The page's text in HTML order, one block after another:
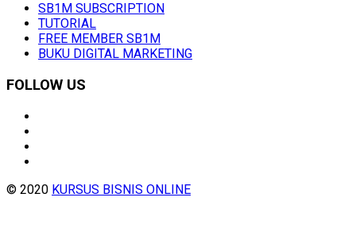
SB1M SUBSCRIPTION
TUTORIAL
FREE MEMBER SB1M
BUKU DIGITAL MARKETING
FOLLOW US
© 2020 KURSUS BISNIS ONLINE